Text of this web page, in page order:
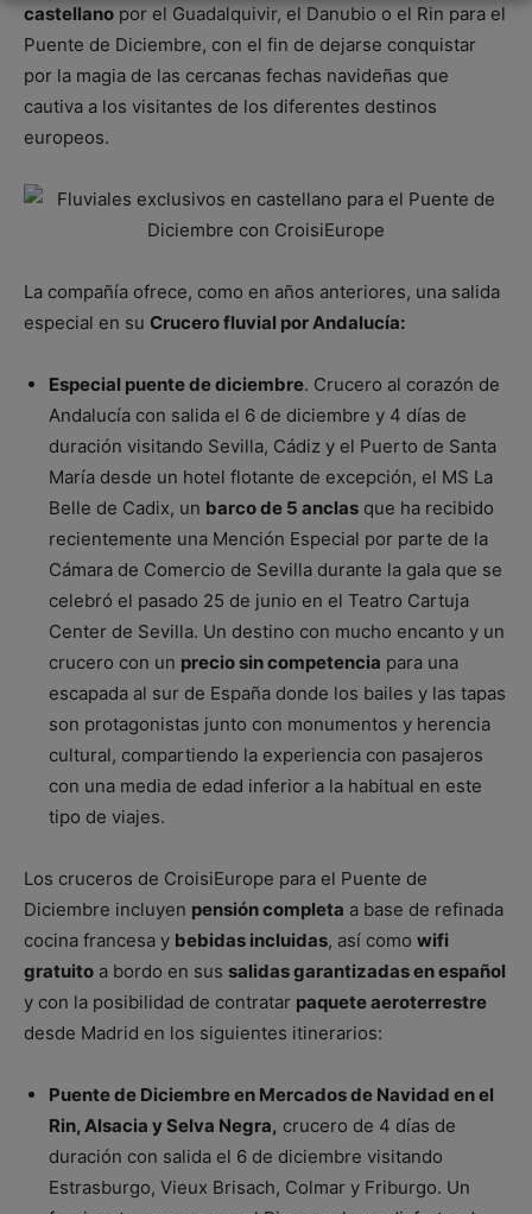
castellano por el Guadalquivir, el Danubio o el Rin para el
Puente de Diciembre, con el fin de dejarse conquistar
por la magia de las cercanas fechas navideñas que
cautiva a los visitantes de los diferentes destinos
europeos.
La compañía ofrece, como en años anteriores, una salida
especial en su Crucero fluvial por Andalucía:
Especial puente de diciembre. Crucero al corazón de
Andalucía con salida el 6 de diciembre y 4 días de
duración visitando Sevilla, Cádiz y el Puerto de Santa
María desde un hotel flotante de excepción, el MS La
Belle de Cadix, un barco de 5 anclas que ha recibido
recientemente una Mención Especial por parte de la
Cámara de Comercio de Sevilla durante la gala que se
celebró el pasado 25 de junio en el Teatro Cartuja
Center de Sevilla. Un destino con mucho encanto y un
crucero con un precio sin competencia para una
escapada al sur de España donde los bailes y las tapas
son protagonistas junto con monumentos y herencia
cultural, compartiendo la experiencia con pasajeros
con una media de edad inferior a la habitual en este
tipo de viajes.
Los cruceros de CroisiEurope para el Puente de
Diciembre incluyen pensión completa a base de refinada
cocina francesa y bebidas incluidas, así como wifi
gratuito a bordo en sus salidas garantizadas en español
y con la posibilidad de contratar paquete aeroterrestre
desde Madrid en los siguientes itinerarios:
Puente de Diciembre en Mercados de Navidad en el
Rin, Alsacia y Selva Negra, crucero de 4 días de
duración con salida el 6 de diciembre visitando
Estrasburgo, Vieux Brisach, Colmar y Friburgo. Un